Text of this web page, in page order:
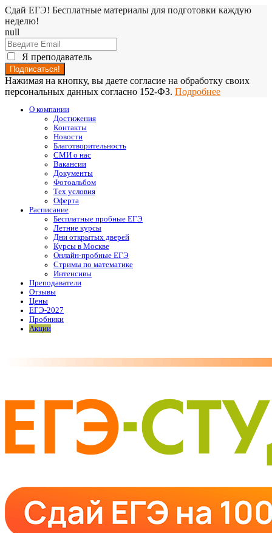
Сдай ЕГЭ! Бесплатные материалы для подготовки каждую
неделю!
null
Я преподаватель
Нажимая на кнопку, вы даете согласие на обработку своих
персональных данных согласно 152-ФЗ. Подробнее
О компании
Достижения
Контакты
Новости
Благотворительность
СМИ о нас
Вакансии
Документы
Фотоальбом
Тех условия
Оферта
Расписание
Бесплатные пробные ЕГЭ
Летние курсы
Дни открытых дверей
Курсы в Москве
Онлайн-пробные ЕГЭ
Стримы по математике
Интенсивы
Преподаватели
Отзывы
Цены
ЕГЭ-2027
Пробники
Акции